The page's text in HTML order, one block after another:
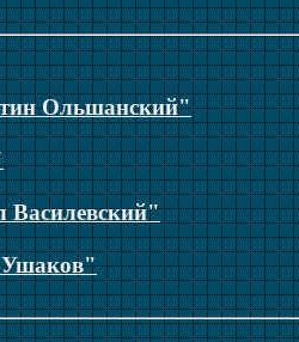
Ольшанский"